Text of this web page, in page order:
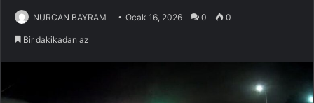
NURCAN BAYRAM Ocak 16, 2026 0 0
Bir dakikadan az